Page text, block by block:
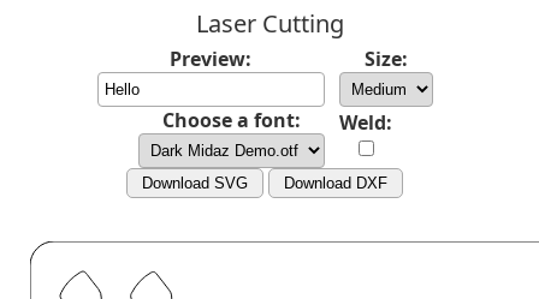
Laser Cutting
Preview: Size:
Choose a font: Weld:
Download SVG Download DXF